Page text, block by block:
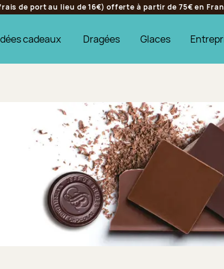
de port au lieu de 16€) offerte à partir de 75€ en
cadeaux Dragées Glaces